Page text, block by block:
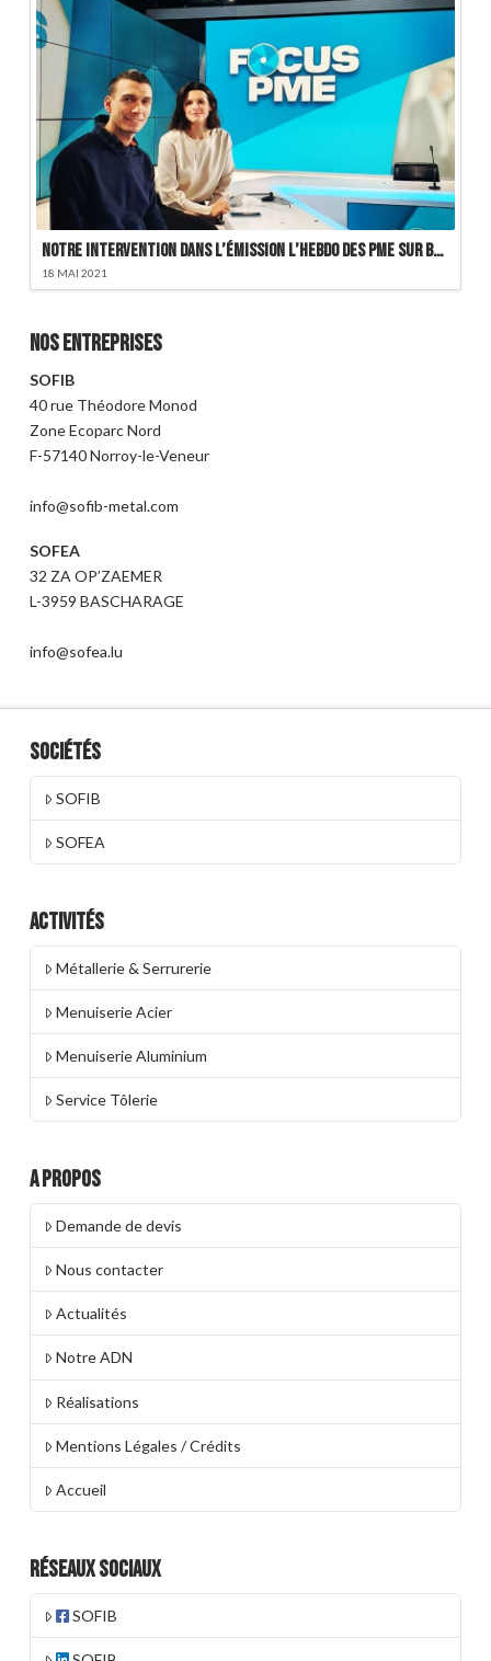
Notre intervention dans l’émission L’Hebdo des PME sur BFMTV
18 MAI 2021
Nos entreprises
SOFIB
40 rue Théodore Monod
Zone Ecoparc Nord
F-57140 Norroy-le-Veneur
info@sofib-metal.com
SOFEA
32 ZA OP’ZAEMER
L-3959 BASCHARAGE
info@sofea.lu
Sociétés
SOFIB
SOFEA
Activités
Métallerie & Serrurerie
Menuiserie Acier
Menuiserie Aluminium
Service Tôlerie
A propos
Demande de devis
Nous contacter
Actualités
Notre ADN
Réalisations
Mentions Légales / Crédits
Accueil
Réseaux Sociaux
SOFIB